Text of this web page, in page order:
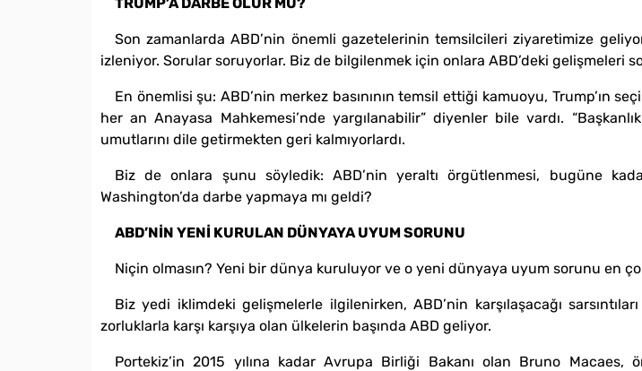
Son zamanlarda ABD’nin önemli gazetelerinin temsilcileri ziyaretimize
izleniyor. Sorular soruyorlar. Biz de bilgilenmek için onlara ABD’deki gelişmeleri
En önemlisi şu: ABD’nin merkez basınının temsil ettiği kamuoyu, Trump’ın
her an Anayasa Mahkemesi’nde yargılanabilir” diyenler bile vardı.
umutlarını dile getirmekten geri kalmıyorlardı.
Biz de onlara şunu söyledik: ABD’nin yeraltı örgütlenmesi, bugüne
Washington’da darbe yapmaya mı geldi?
ABD’NİN YENİ KURULAN DÜNYAYA UYUM SORUNU
Niçin olmasın? Yeni bir dünya kuruluyor ve o yeni dünyaya uyum sorunu en
Biz yedi iklimdeki gelişmelerle ilgilenirken, ABD’nin karşılaşacağı
zorluklarla karşı karşıya olan ülkelerin başında ABD geliyor.
Portekiz’in 2015 yılına kadar Avrupa Birliği Bakanı olan Bruno